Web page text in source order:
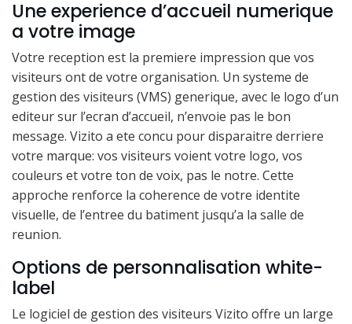
Une experience d’accueil numerique
a votre image
Votre reception est la premiere impression que vos
visiteurs ont de votre organisation. Un systeme de
gestion des visiteurs (VMS) generique, avec le logo d’un
editeur sur l’ecran d’accueil, n’envoie pas le bon
message. Vizito a ete concu pour disparaitre derriere
votre marque: vos visiteurs voient votre logo, vos
couleurs et votre ton de voix, pas le notre. Cette
approche renforce la coherence de votre identite
visuelle, de l’entree du batiment jusqu’a la salle de
reunion.
Options de personnalisation white-
label
Le logiciel de gestion des visiteurs Vizito offre un large